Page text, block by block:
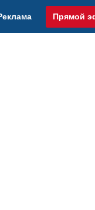
Прямой